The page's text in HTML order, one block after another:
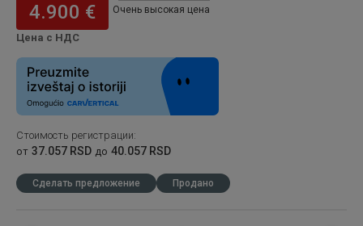
4.900 €
Цена с НДС
Очень высокая цена
Стоимость регистрации:
от 37.057 RSD до 40.057 RSD
Сделать предложение Продано